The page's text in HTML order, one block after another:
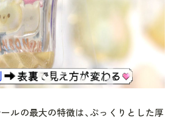
ルの最大の特徴は、ぷっくりとした厚